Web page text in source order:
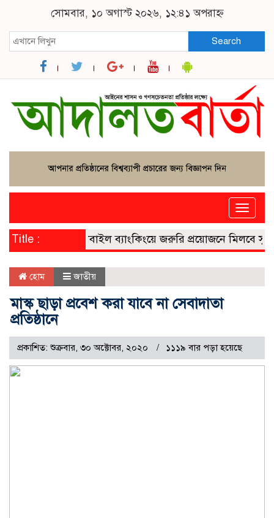
সোমবার, ১০ অগাস্ট ২০২৬, ১২:৪১ অপরাহ্ন
Search
Toggle
Title : মোবাইল ব্যাংকিংয়ে জরুরি প্রয়োজনে মিলবে
হোম জাতীয়
মাস্ক ছাড়া প্রবেশ করা যাবে না সেবাদাতা
প্রতিষ্ঠানে
প্রকাশিত: শুক্রবার, ৩০ অক্টোবর, ২০২০ ১১১৯ বার পড়া হয়েছে